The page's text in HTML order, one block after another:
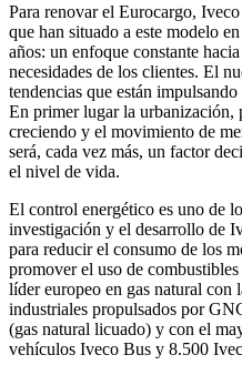
Para renovar el Eurocargo,
que han situado a este modelo
años: un enfoque constante
necesidades de los clientes. El
tendencias que están
En primer lugar la urbanización,
creciendo y el movimiento de
será, cada vez más, un factor
el nivel de vida.
El control energético es uno de
investigación y el desarrollo de
para reducir el consumo de los
promover el uso de
líder europeo en gas natural con
industriales propulsados por
(gas natural licuado) y con el
vehículos Iveco Bus y 8.500